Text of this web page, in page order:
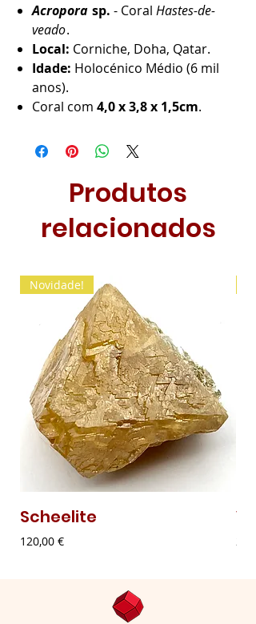
Acropora sp. - Coral Hastes-de-
veado.
Local: Corniche, Doha, Qatar.
Idade: Holocénico Médio (6 mil
anos).
Coral com 4,0 x 3,8 x 1,5cm.
Produtos
relacionados
Novidade!
Scheelite
Preço
120,00 €